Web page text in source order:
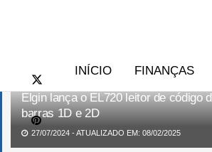
Elgin lança o EL720 leitor de código
barras 1D e 2D
27/07/2024 - ATUALIZADO EM: 08/02/2025
INÍCIO FINANÇAS